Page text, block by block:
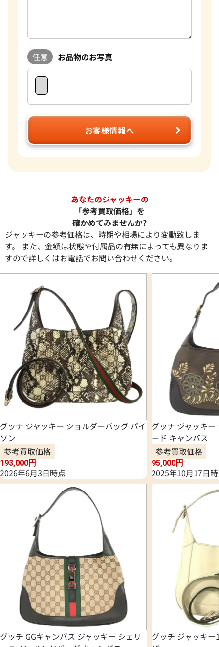
任意 お品物のお写真
お客様情報へ
あなたのジャッキーの
「参考買取価格」を
確かめてみませんか?
ジャッキーの参考価格は、時期や相場により変動致しま
す。 また、金額は状態や付属品の有無によっても異なりま
すので詳しくはお電話でお問い合わせください。
グッチ ジャッキー ショルダーバッグ パイ
ソン
参考買取価格
193,000円
2026年6月3日時点
グッチ ジャッキ
ード キャンバス
参考買取価格
95,000円
2025年10月17日
グッチ GGキャンバス ジャッキー シェリ
グッチ ジャッキ